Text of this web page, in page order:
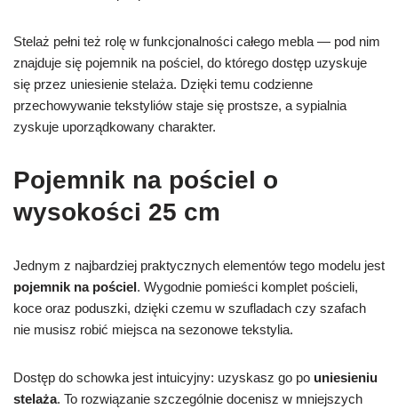
Stelaż pełni też rolę w funkcjonalności całego mebla — pod nim
znajduje się pojemnik na pościel, do którego dostęp uzyskuje
się przez uniesienie stelaża. Dzięki temu codzienne
przechowywanie tekstyliów staje się prostsze, a sypialnia
zyskuje uporządkowany charakter.
Pojemnik na pościel o
wysokości 25 cm
Jednym z najbardziej praktycznych elementów tego modelu jest
pojemnik na pościel. Wygodnie pomieści komplet pościeli,
koce oraz poduszki, dzięki czemu w szufladach czy szafach
nie musisz robić miejsca na sezonowe tekstylia.
Dostęp do schowka jest intuicyjny: uzyskasz go po uniesieniu
stelaża. To rozwiązanie szczególnie docenisz w mniejszych